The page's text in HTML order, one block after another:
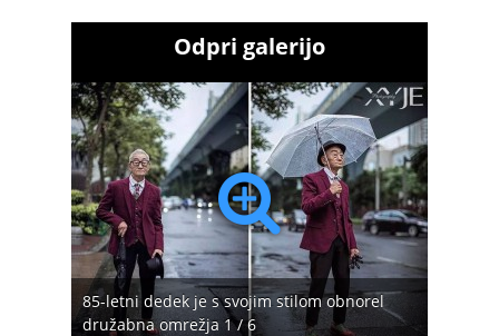
Odpri galerijo
85-letni dedek je s svojim stilom obnorel
družabna omrežja 1 / 6